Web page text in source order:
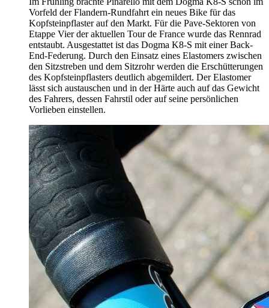
Vorfeld der Flandern-Rundfahrt ein neues Bike für das
Kopfsteinpflaster auf den Markt. Für die Pave-Sektoren von
Etappe Vier der aktuellen Tour de France wurde das Rennrad
entstaubt. Ausgestattet ist das Dogma K8-S mit einer Back-
End-Federung. Durch den Einsatz eines Elastomers zwischen
den Sitzstreben und dem Sitzrohr werden die Erschütterungen
des Kopfsteinpflasters deutlich abgemildert. Der Elastomer
lässt sich austauschen und in der Härte auch auf das Gewicht
des Fahrers, dessen Fahrstil oder auf seine persönlichen
Vorlieben einstellen.